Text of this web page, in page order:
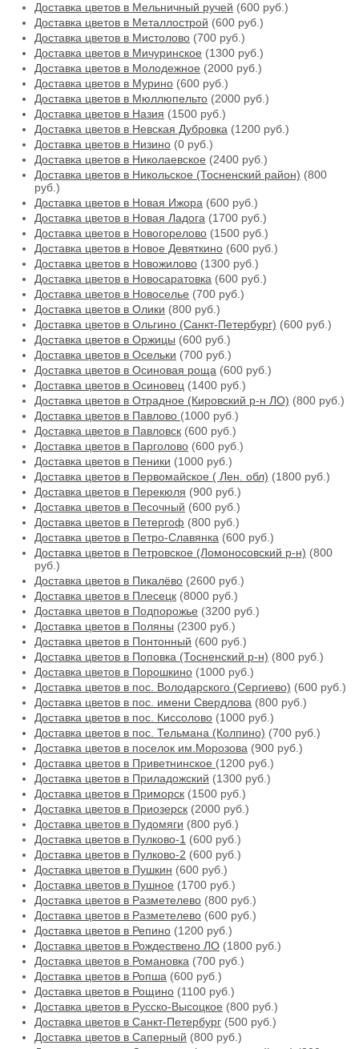
Доставка цветов в Мельничный ручей (600 руб.)
Доставка цветов в Металлострой (600 руб.)
Доставка цветов в Мистолово (700 руб.)
Доставка цветов в Мичуринское (1300 руб.)
Доставка цветов в Молодежное (2000 руб.)
Доставка цветов в Мурино (600 руб.)
Доставка цветов в Мюллюпельто (2000 руб.)
Доставка цветов в Назия (1500 руб.)
Доставка цветов в Невская Дубровка (1200 руб.)
Доставка цветов в Низино (0 руб.)
Доставка цветов в Николаевское (2400 руб.)
Доставка цветов в Никольское (Тосненский район) (800
руб.)
Доставка цветов в Новая Ижора (600 руб.)
Доставка цветов в Новая Ладога (1700 руб.)
Доставка цветов в Новогорелово (1500 руб.)
Доставка цветов в Новое Девяткино (600 руб.)
Доставка цветов в Новожилово (1300 руб.)
Доставка цветов в Новосаратовка (600 руб.)
Доставка цветов в Новоселье (700 руб.)
Доставка цветов в Олики (800 руб.)
Доставка цветов в Ольгино (Санкт-Петербург) (600 руб.)
Доставка цветов в Оржицы (600 руб.)
Доставка цветов в Осельки (700 руб.)
Доставка цветов в Осиновая роща (600 руб.)
Доставка цветов в Осиновец (1400 руб.)
Доставка цветов в Отрадное (Кировский р-н ЛО) (800 руб.)
Доставка цветов в Павлово (1000 руб.)
Доставка цветов в Павловск (600 руб.)
Доставка цветов в Парголово (600 руб.)
Доставка цветов в Пеники (1000 руб.)
Доставка цветов в Первомайское ( Лен. обл) (1800 руб.)
Доставка цветов в Перекюля (900 руб.)
Доставка цветов в Песочный (600 руб.)
Доставка цветов в Петергоф (800 руб.)
Доставка цветов в Петро-Славянка (600 руб.)
Доставка цветов в Петровское (Ломоносовский р-н) (800
руб.)
Доставка цветов в Пикалёво (2600 руб.)
Доставка цветов в Плесецк (8000 руб.)
Доставка цветов в Подпорожье (3200 руб.)
Доставка цветов в Поляны (2300 руб.)
Доставка цветов в Понтонный (600 руб.)
Доставка цветов в Поповка (Тосненский р-н) (800 руб.)
Доставка цветов в Порошкино (1000 руб.)
Доставка цветов в пос. Володарского (Сергиево) (600 руб.)
Доставка цветов в пос. имени Свердлова (800 руб.)
Доставка цветов в пос. Киссолово (1000 руб.)
Доставка цветов в пос. Тельмана (Колпино) (700 руб.)
Доставка цветов в поселок им.Морозова (900 руб.)
Доставка цветов в Приветнинское (1200 руб.)
Доставка цветов в Приладожский (1300 руб.)
Доставка цветов в Приморск (1500 руб.)
Доставка цветов в Приозерск (2000 руб.)
Доставка цветов в Пудомяги (800 руб.)
Доставка цветов в Пулково-1 (600 руб.)
Доставка цветов в Пулково-2 (600 руб.)
Доставка цветов в Пушкин (600 руб.)
Доставка цветов в Пушное (1700 руб.)
Доставка цветов в Разметелево (800 руб.)
Доставка цветов в Разметелево (600 руб.)
Доставка цветов в Репино (1200 руб.)
Доставка цветов в Рождествено ЛО (1800 руб.)
Доставка цветов в Романовка (700 руб.)
Доставка цветов в Ропша (600 руб.)
Доставка цветов в Рощино (1100 руб.)
Доставка цветов в Русско-Высоцкое (800 руб.)
Доставка цветов в Санкт-Петербург (500 руб.)
Доставка цветов в Саперный (800 руб.)